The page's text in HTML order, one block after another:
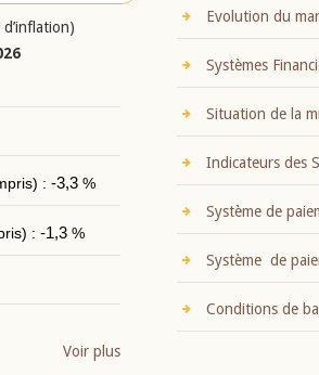
: -3,3%
: -1,3%
Voir plus
Evolution du
Systèmes
Situation de la
Indicateurs des
Système de
Système de
Conditions de